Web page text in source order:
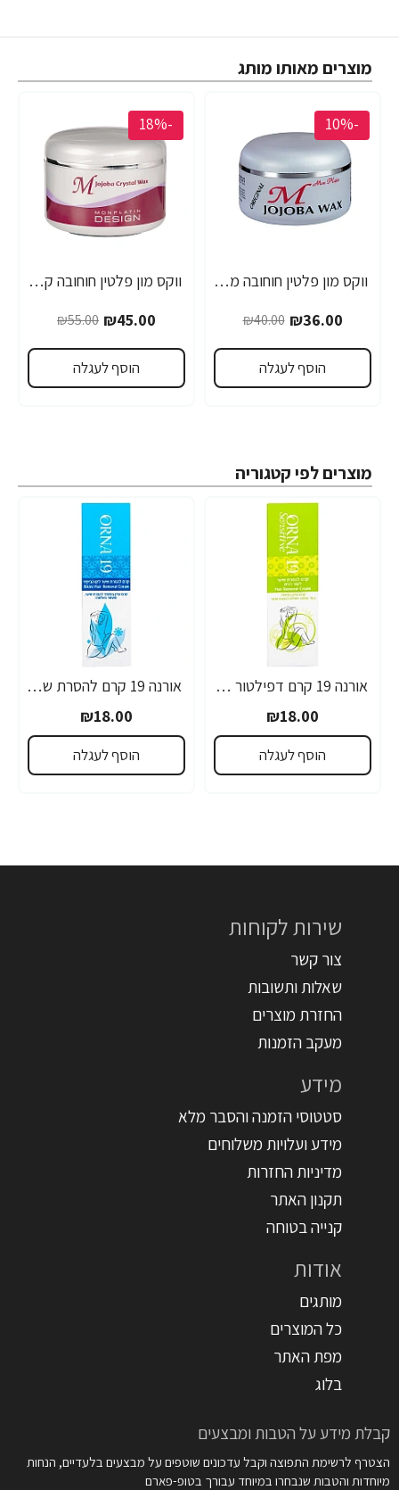
מוצרים מאותו מותג
-10%
ווקס מון פלטין חוחובה מקצועי לשיער 150 מ"ל - מבית MON PLATIN PROFESSIONAL
₪36.00
₪40.00
הוסף לעגלה
-18%
ווקס מון פלטין חוחובה קריסטל מקצועי לשיער 250 מ"ל - מבית MON PLATIN PROFESSIONAL
₪45.00
₪55.00
הוסף לעגלה
מוצרים לפי קטגוריה
אורנה 19 קרם דפילטור לעור רגיש 80 גרם
₪18.00
הוסף לעגלה
אורנה 19 קרם להסרת שיער לקו הביקיני 90 מ"ל
₪18.00
הוסף לעגלה
שירות לקוחות
צור קשר
שאלות ותשובות
החזרת מוצרים
מעקב הזמנות
מידע
סטטוסי הזמנה והסבר מלא
מידע ועלויות משלוחים
מדיניות החזרות
תקנון האתר
קנייה בטוחה
אודות
מותגים
כל המוצרים
מפת האתר
בלוג
קבלת מידע על הטבות ומבצעים
הצטרף לרשימת התפוצה וקבל עדכונים שוטפים על מבצעים בלעדיים, הנחות
מיוחדות והטבות שנבחרו במיוחד עבורך בטופ-פארם